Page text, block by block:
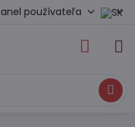
používateľa
Hľadať